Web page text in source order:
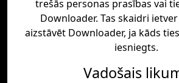
trešās personas prasības vai
Downloader. Tas skaidri
aizstāvēt Downloader, ja kāds
iesniegts.
Vadošais